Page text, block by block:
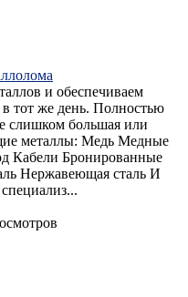
и обеспечиваем
тот же день. Полностью
слишком большая или
металлы: Медь Медные
Кабели Бронированные
Нержавеющая сталь И